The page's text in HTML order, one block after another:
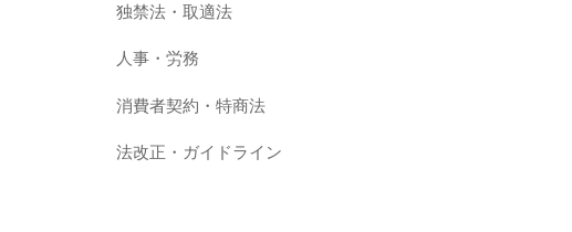
独禁法・取適法
人事・労務
消費者契約・特商法
法改正・ガイドライン